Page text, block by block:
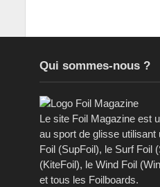
Qui sommes-nous ?
Le site Foil Magazine est
au sport de glisse utilisant
Foil (SupFoil), le Surf Foil
(KiteFoil), le Wind Foil
et tous les Foilboards.